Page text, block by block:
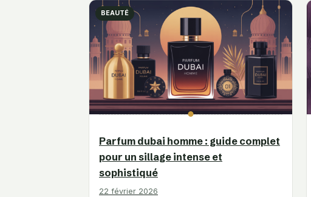
BEAUTÉ
Parfum dubai homme : guide complet
pour un sillage intense et
sophistiqué
22 février 2026